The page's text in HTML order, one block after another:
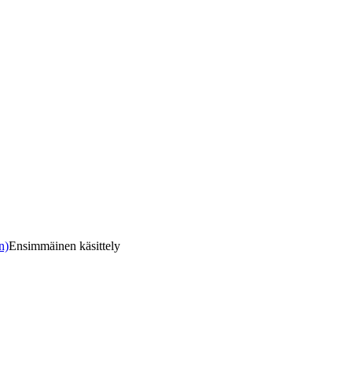
Ensimmäinen käsittely